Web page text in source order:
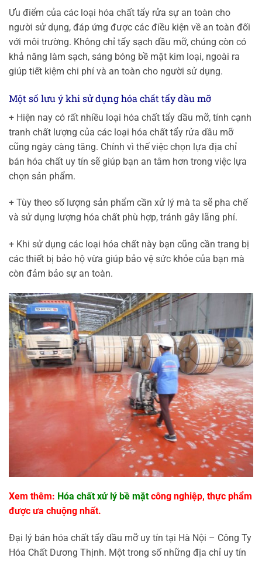
Ưu điểm của các loại hóa chất tẩy rửa sự an toàn cho
người sử dụng, đáp ứng được các điều kiện về an toàn đối
với môi trường. Không chỉ tẩy sạch dầu mỡ, chúng còn có
khả năng làm sạch, sáng bóng bề mặt kim loại, ngoài ra
giúp tiết kiệm chi phí và an toàn cho người sử dụng.
Một số lưu ý khi sử dụng hóa chất tẩy dầu mỡ
+ Hiện nay có rất nhiều loại hóa chất tẩy dầu mỡ, tính cạnh
tranh chất lượng của các loại hóa chất tẩy rửa dầu mỡ
cũng ngày càng tăng. Chính vì thế việc chọn lựa địa chỉ
bán hóa chất uy tín sẽ giúp bạn an tâm hơn trong việc lựa
chọn sản phẩm.
+ Tùy theo số lượng sản phẩm cần xử lý mà ta sẽ pha chế
và sử dụng lượng hóa chất phù hợp, tránh gây lãng phí.
+ Khi sử dụng các loại hóa chất này bạn cũng cần trang bị
các thiết bị bảo hộ vừa giúp bảo vệ sức khỏe của bạn mà
còn đảm bảo sự an toàn.
Xem thêm: Hóa chất xử lý bề mặtcông nghiệp, thực phẩm
được ưa chuộng nhất.
Đại lý bán hóa chất tẩy dầu mỡ uy tín tại Hà Nội – Công Ty
Hóa Chất Dương Thịnh. Một trong số những địa chỉ uy tín